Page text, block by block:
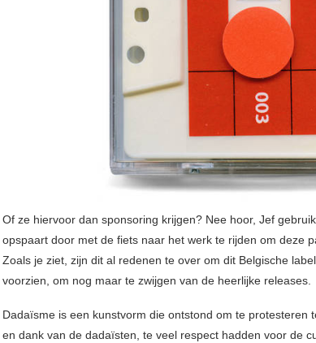
Of ze hiervoor dan sponsoring krijgen? Nee hoor, Jef
opspaart door met de fiets naar het werk te rijden om deze
Zoals je ziet, zijn dit al redenen te over om dit Belgische
voorzien, om nog maar te zwijgen van de heerlijke releases.
Dadaïsme is een kunstvorm die ontstond om te protesteren
en dank van de dadaïsten, te veel respect hadden voor de